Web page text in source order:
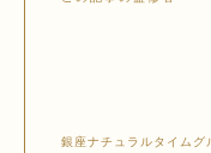
銀座ナチュラルタイム